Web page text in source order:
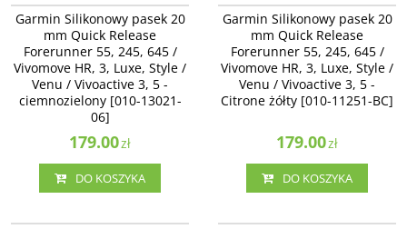
Garmin Silikonowy pasek 20 mm
Quick Release Forerunner 55, 245,
645 / Vivomove HR, 3, Luxe, Style /
Venu / Vivoactive 3 - ciemnozielony
[010-13021-06]
Garmin Silikonowy pasek 20
mm Quick Release
Forerunner 55, 245, 645 /
Vivomove HR, 3, Luxe, Style /
Venu / Vivoactive 3, 5 -
ciemnozielony [010-13021-
06]
179.00zł
DO KOSZYKA
Garmin Silikonowy pasek 20 mm
Quick Release Forerunner 55, 245,
645 / Vivomove HR, 3, Luxe, Style /
Venu / Vivoactive 3, 5 - Citrone
żółty [010-11251-BC]
Garmin Silikonowy pasek 20
mm Quick Release
Forerunner 55, 245, 645 /
Vivomove HR, 3, Luxe, Style /
Venu / Vivoactive 3, 5 -
Citrone żółty [010-11251-BC]
179.00zł
DO KOSZYKA
Garmin Silikonowy pasek 20 mm
Garmin Silikonowy pasek 20 mm